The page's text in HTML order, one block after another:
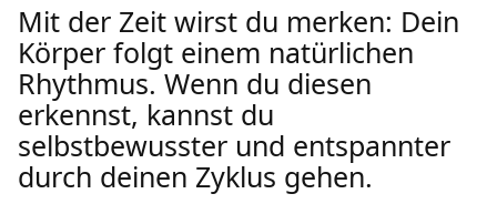
Mit der Zeit wirst du merken: Dein
Körper folgt einem natürlichen
Rhythmus. Wenn du diesen
erkennst, kannst du
selbstbewusster und entspannter
durch deinen Zyklus gehen.